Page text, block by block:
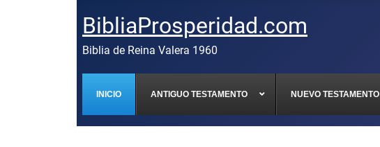
BibliaProsperidad.com
Biblia de Reina Valera 1960
INICIO ANTIGUO TESTAMENTO NUEVO TESTAMENTO